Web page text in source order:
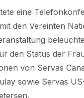
eine
den Vereinten
den Status der
von Servas
sowie Servas